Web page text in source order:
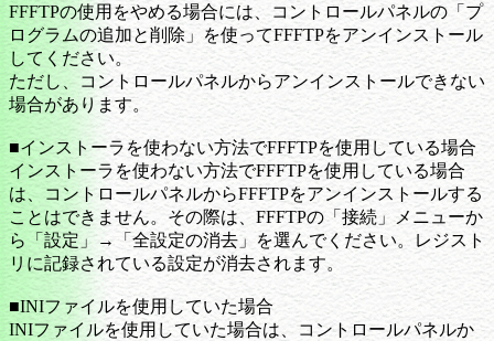
FFFTPの使用をやめる場合には、コントロールパネルの「プ
ログラムの追加と削除」を使ってFFFTPをアンインストール
してください。
ただし、コントロールパネルからアンインストールできない
場合があります。
■インストーラを使わない方法でFFFTPを使用している場合
インストーラを使わない方法でFFFTPを使用している場合
は、コントロールパネルからFFFTPをアンインストールする
ことはできません。その際は、FFFTPの「接続」メニューか
ら「設定」→「全設定の消去」を選んでください。レジスト
リに記録されている設定が消去されます。
■INIファイルを使用していた場合
INIファイルを使用していた場合は、コントロールパネルか